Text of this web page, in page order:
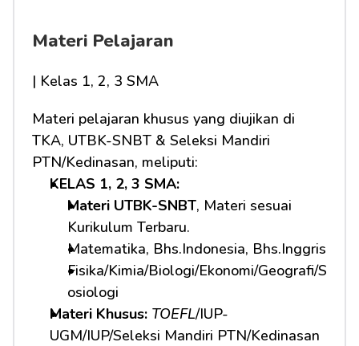
Materi Pelajaran
| Kelas 1, 2, 3 SMA
Materi pelajaran khusus yang diujikan di
TKA, UTBK-SNBT & Seleksi Mandiri
PTN/Kedinasan, meliputi:
KELAS 1, 2, 3 SMA:
Materi UTBK-SNBT, Materi sesuai
Kurikulum Terbaru.
Matematika, Bhs.Indonesia, Bhs.Inggris
Fisika/Kimia/Biologi/Ekonomi/Geografi/S
osiologi
Materi Khusus: TOEFL/IUP-
UGM/IUP/Seleksi Mandiri PTN/Kedinasan